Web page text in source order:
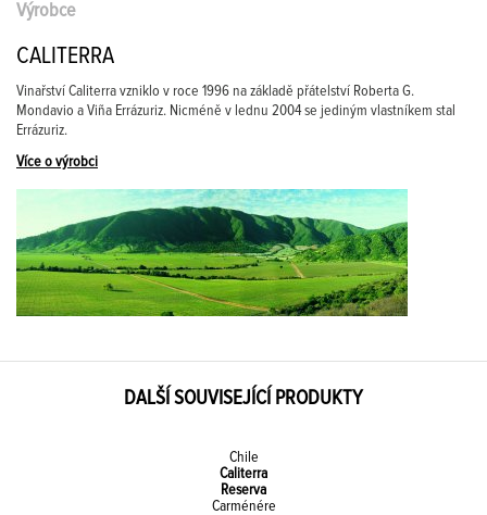
Výrobce
CALITERRA
Vinařství Caliterra vzniklo v roce 1996 na základě přátelství Roberta G.
Mondavio a Viña Errázuriz. Nicméně v lednu 2004 se jediným vlastníkem stal
Errázuriz.
Více o výrobci
DALŠÍ SOUVISEJÍCÍ PRODUKTY
Chile
Caliterra
Reserva
Carménére